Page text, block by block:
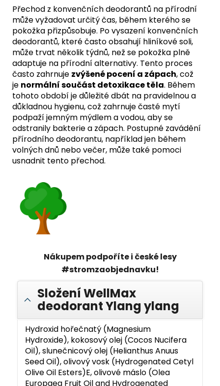
Přechod z konvenčních deodorantů na přírodní
může vyžadovat určitý čas, během kterého se
pokožka přizpůsobuje. Po vysazení konvenčních
deodorantů, které často obsahují hliníkové soli,
může trvat několik týdnů, než se pokožka plně
adaptuje na přírodní alternativy. Tento proces
často zahrnuje zvýšené pocení a zápach, což
je normální součást detoxikace těla. Během
tohoto období je důležité dbát na pravidelnou a
důkladnou hygienu, což zahrnuje časté mytí
podpaží jemným mýdlem a vodou, aby se
odstranily bakterie a zápach. Postupné zavádění
přírodního deodorantu, například jen během
volných dnů nebo večer, může také pomoci
usnadnit tento přechod.
Nákupem podpoříte i české lesy
#stromzaobjednavku!
Složení WellMax
deodorant Ylang ylang
Hydroxid hořečnatý (Magnesium
Hydroxide), kokosový olej (Cocos Nucifera
Oil), slunečnicový olej (Helianthus Anuus
Seed Oil), olivový vosk (Hydrogenated Cetyl
Olive Oil Esters)E, olivové máslo (Olea
Europaea Fruit Oil and Hydrogenated